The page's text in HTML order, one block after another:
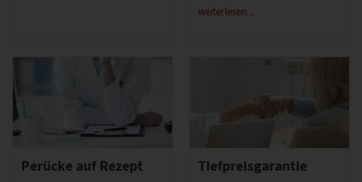
weiterlesen...
Perücke auf Rezept Tiefpreisgarantie